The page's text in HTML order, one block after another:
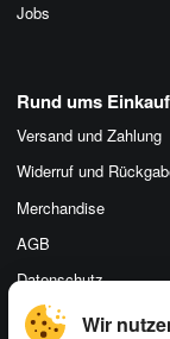
Wir
Jobs
Rund ums
Versand und Zahlung
Widerruf und
Merchandise
AGB
Datenschutz